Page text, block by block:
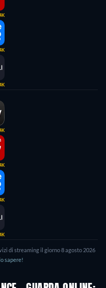
di streaming il giorno 8 agosto 2026
sapere!